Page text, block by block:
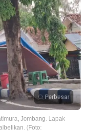
Perbesar
Jombang. Lapak
(Foto: